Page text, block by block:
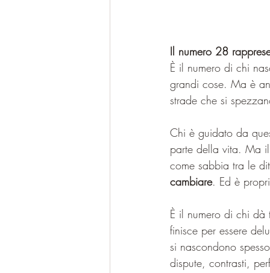
Il numero 28
È il numero di chi
grandi cose. Ma è
strade che si
Chi è guidato da
parte della vita. Ma
come sabbia tra le
cambiare. Ed è
È il numero di chi
finisce per essere
si nascondono
dispute, contrasti,